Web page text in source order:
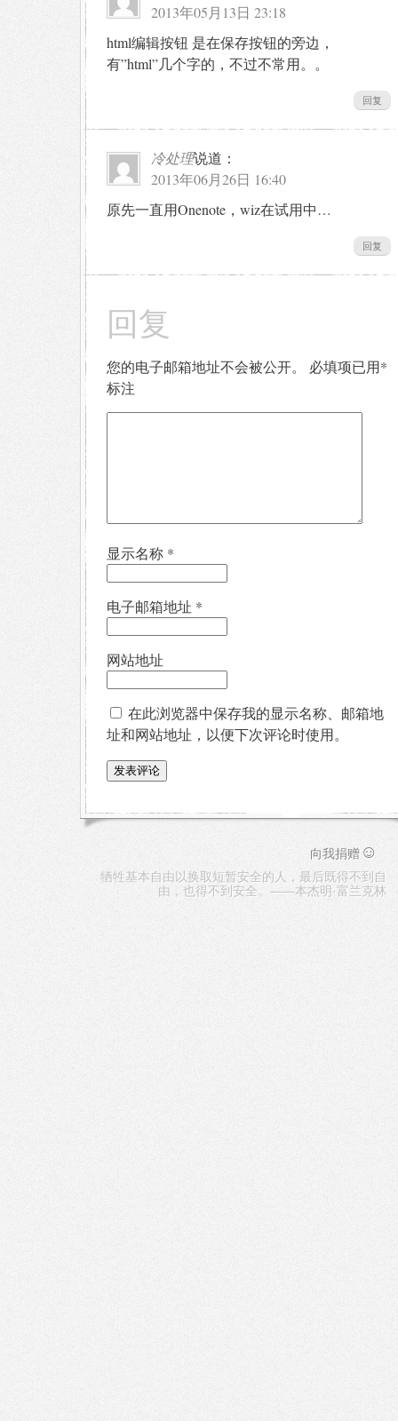
2013年05月13日 23:18
html编辑按钮 是在保存按钮的旁边，
有”html”几个字的，不过不常用。。
回复
冷处理说道：
2013年06月26日 16:40
原先一直用Onenote，wiz在试用中…
回复
回复
您的电子邮箱地址不会被公开。 必填项已用*
标注
显示名称 *
电子邮箱地址 *
网站地址
在此浏览器中保存我的显示名称、邮箱地
址和网站地址，以便下次评论时使用。
向我捐赠 ☺
牺牲基本自由以换取短暂安全的人，最后既得不到自
由，也得不到安全。——本杰明·富兰克林